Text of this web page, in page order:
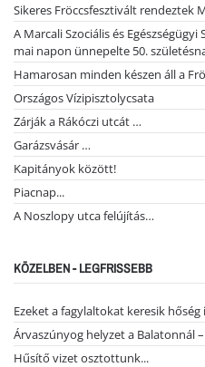
Sikeres Fröccsfesztivált rendeztek
A Marcali Szociális és
mai napon ünnepelte 50.
Hamarosan minden készen áll a
Országos Vízipisztolycsata
Zárják a Rákóczi utcát …
Garázsvásár …
Kapitányok között!
Piacnap...
A Noszlopy utca felújítás…
KÖZELBEN - LEGFRISSEBB
Ezeket a fagylaltokat keresik
Árvaszúnyog helyzet a Balatonnál
Hűsítő vizet osztottunk...